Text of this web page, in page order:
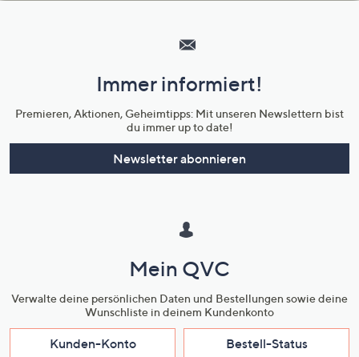
Unternehmensinformationen
Immer informiert!
Premieren, Aktionen, Geheimtipps: Mit unseren Newslettern bist
du immer up to date!
Newsletter abonnieren
Mein QVC
Verwalte deine persönlichen Daten und Bestellungen sowie deine
Wunschliste in deinem Kundenkonto
Kunden-Konto Bestell-Status